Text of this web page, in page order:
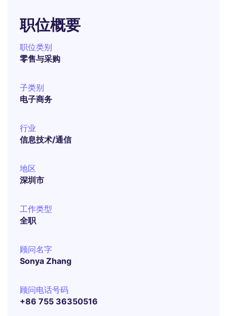
职位概要
职位类别
零售与采购
子类别
电子商务
行业
信息技术/通信
地区
深圳市
工作类型
全职
顾问名字
Sonya Zhang
顾问电话号码
+86 755 36350516